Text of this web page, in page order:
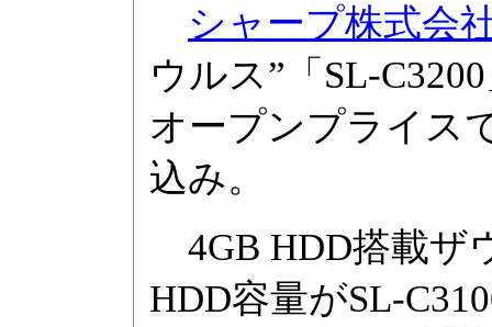
シャープ株式会
ウルス”「SL-
オープンプライス
込み。
4GB HDD搭載ザ
HDD容量がSL-